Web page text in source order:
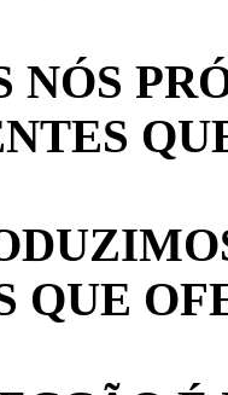
NÓS
QUE